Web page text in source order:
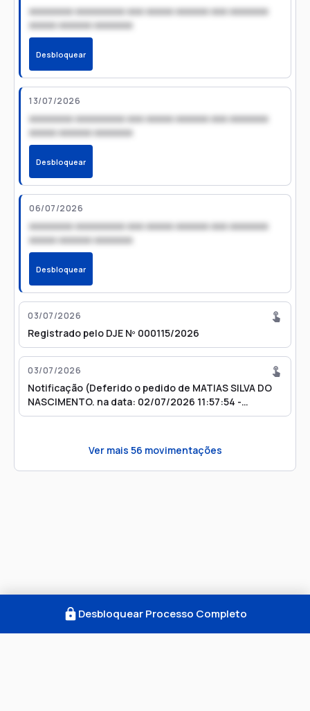
xxxxxxxx xxxxxxxxx xxx xxxxx xxxxxx xxx xxxxxxx
xxxxx xxxxxx xxxxxxx
Desbloquear
13/07/2026
xxxxxxxx xxxxxxxxx xxx xxxxx xxxxxx xxx xxxxxxx
xxxxx xxxxxx xxxxxxx
Desbloquear
06/07/2026
xxxxxxxx xxxxxxxxx xxx xxxxx xxxxxx xxx xxxxxxx
xxxxx xxxxxx xxxxxxx
Desbloquear
03/07/2026
Registrado pelo DJE Nº 000115/2026
03/07/2026
Notificação (Deferido o pedido de MATIAS SILVA DO
NASCIMENTO. na data: 02/07/2026 11:57:54 -
SECRETARIA DE PRECATÓRIOS) enviada ao Escritório
Ver mais 56 movimentações
Desbloquear Processo Completo